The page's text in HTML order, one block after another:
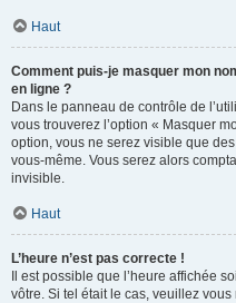
Haut
Comment puis-je masquer mon
en ligne ?
Dans le panneau de contrôle de
vous trouverez l’option « Masquer
option, vous ne serez visible que
vous-même. Vous serez alors
invisible.
Haut
L’heure n’est pas correcte !
Il est possible que l’heure affichée
vôtre. Si tel était le cas, veuillez